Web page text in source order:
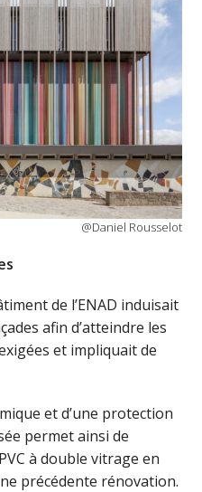
@Daniel Rousselot
de l’ENAD induisait
afin d’atteindre les
et impliquait de
et d’une protection
permet ainsi de
à double vitrage en
précédente rénovation.